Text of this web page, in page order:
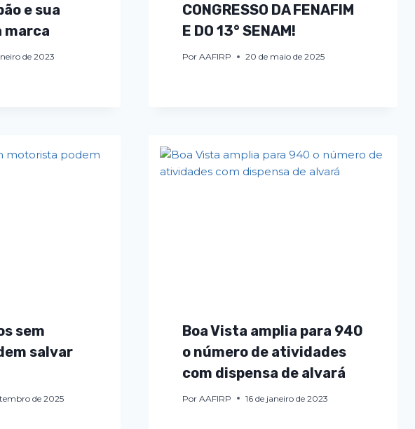
e sua
marca
de 2023
CONGRESSO DA FENAFIM
E DO 13° SENAM!
Por AAFIRP 20 de maio de 2025
sem
salvar
de 2025
Boa Vista amplia para 940
o número de atividades
com dispensa de alvará
Por AAFIRP 16 de janeiro de 2023